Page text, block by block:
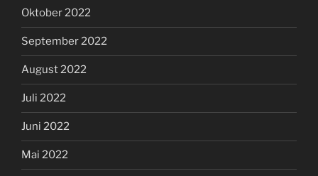
Oktober 2022
September 2022
August 2022
Juli 2022
Juni 2022
Mai 2022